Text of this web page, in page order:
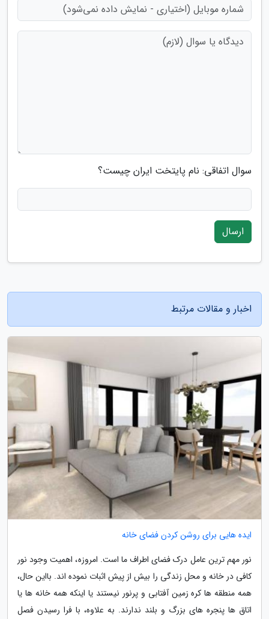
سوال اتفاقی: نام پایتخت ایران چیست؟
ارسال
اخبار و مقالات مرتبط
ایده هایی برای روشن کردن فضای خانه
نور مهم ترین عامل درک فضای اطراف ما است. امروزه، اهمیت وجود نور
کافی در خانه و محل زندگی را بیش از پیش اثبات نموده اند. بااین حال،
همه منطقه ها کره زمین آفتابی و پرنور نیستند یا اینکه همه خانه ها یا
اتاق ها پنجره های بزرگ و بلند ندارند. به علاوه، با فرا رسیدن فصل